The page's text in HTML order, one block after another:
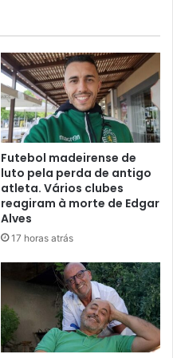
Futebol madeirense de
luto pela perda de antigo
atleta. Vários clubes
reagiram à morte de Edgar
Alves
17 horas atrás